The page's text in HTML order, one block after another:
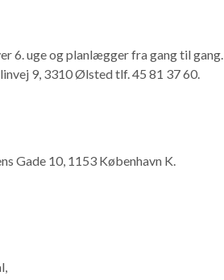
6. uge og planlægger fra gang til gang.
9, 3310 Ølsted tlf. 45 81 37 60.
Gade 10, 1153 København K.